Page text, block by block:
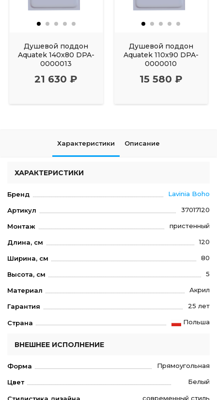
Душевой поддон
Aquatek 140x80 DPA-
0000013
21 630 ₽
Душевой поддон
Aquatek 110x90 DPA-
0000010
15 580 ₽
Характеристики Описание
ХАРАКТЕРИСТИКИ
Бренд Lavinia Boho
Артикул 37017120
Монтаж пристенный
Длина, см 120
Ширина, см 80
Высота, см 5
Материал Акрил
Гарантия 25 лет
Страна Польша
ВНЕШНЕЕ ИСПОЛНЕНИЕ
Форма Прямоугольная
Цвет Белый
современный стиль